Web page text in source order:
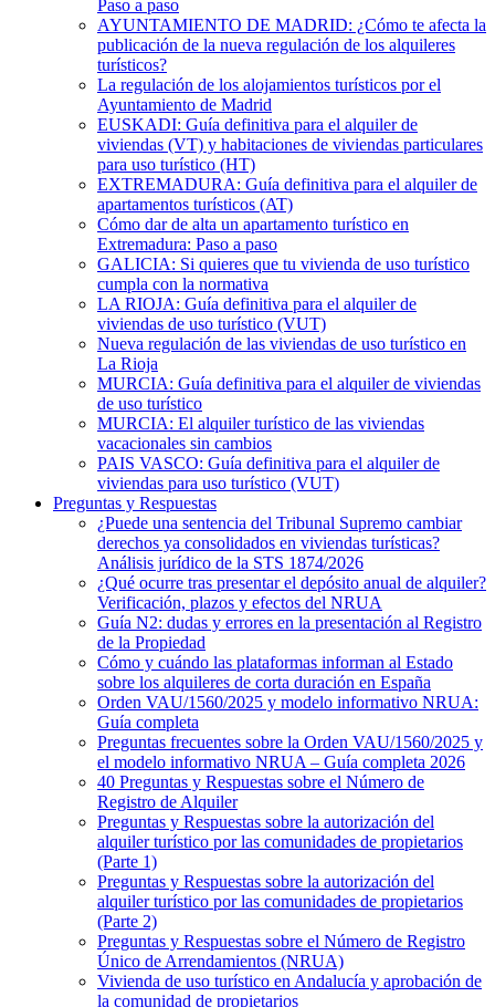
Paso a paso
AYUNTAMIENTO DE MADRID: ¿Cómo te afecta la
publicación de la nueva regulación de los alquileres
turísticos?
La regulación de los alojamientos turísticos por el
Ayuntamiento de Madrid
EUSKADI: Guía definitiva para el alquiler de
viviendas (VT) y habitaciones de viviendas particulares
para uso turístico (HT)
EXTREMADURA: Guía definitiva para el alquiler de
apartamentos turísticos (AT)
Cómo dar de alta un apartamento turístico en
Extremadura: Paso a paso
GALICIA: Si quieres que tu vivienda de uso turístico
cumpla con la normativa
LA RIOJA: Guía definitiva para el alquiler de
viviendas de uso turístico (VUT)
Nueva regulación de las viviendas de uso turístico en
La Rioja
MURCIA: Guía definitiva para el alquiler de viviendas
de uso turístico
MURCIA: El alquiler turístico de las viviendas
vacacionales sin cambios
PAIS VASCO: Guía definitiva para el alquiler de
viviendas para uso turístico (VUT)
Preguntas y Respuestas
¿Puede una sentencia del Tribunal Supremo cambiar
derechos ya consolidados en viviendas turísticas?
Análisis jurídico de la STS 1874/2026
¿Qué ocurre tras presentar el depósito anual de alquiler?
Verificación, plazos y efectos del NRUA
Guía N2: dudas y errores en la presentación al Registro
de la Propiedad
Cómo y cuándo las plataformas informan al Estado
sobre los alquileres de corta duración en España
Orden VAU/1560/2025 y modelo informativo NRUA:
Guía completa
Preguntas frecuentes sobre la Orden VAU/1560/2025 y
el modelo informativo NRUA – Guía completa 2026
40 Preguntas y Respuestas sobre el Número de
Registro de Alquiler
Preguntas y Respuestas sobre la autorización del
alquiler turístico por las comunidades de propietarios
(Parte 1)
Preguntas y Respuestas sobre la autorización del
alquiler turístico por las comunidades de propietarios
(Parte 2)
Preguntas y Respuestas sobre el Número de Registro
Único de Arrendamientos (NRUA)
Vivienda de uso turístico en Andalucía y aprobación de
la comunidad de propietarios